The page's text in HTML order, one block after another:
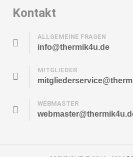
Kontakt
ALLGEMEINE FRAGEN
info@thermik4u.de
MITGLIEDER
WEBMASTER